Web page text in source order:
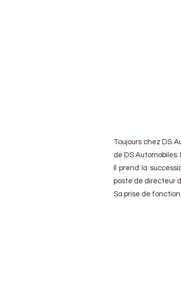
Toujours chez DS
de DS
Il prend la
poste de directeur
Sa prise de